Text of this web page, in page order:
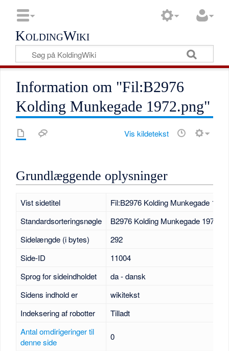
KoldingWiki
Information om "Fil:B2976
Kolding Munkegade 1972.png"
Vis kildetekst
Grundlæggende oplysninger
Vist sidetitel
Fil:B2976 Kolding Munkegade
Standardsorteringsnøgle
B2976 Kolding Munkegade
Sidelængde (i bytes)
292
Side-ID
11004
Sprog for sideindholdet
da - dansk
Sidens indhold er
wikitekst
Indeksering af robotter
Tilladt
Antal omdirigeringer til
denne side
0